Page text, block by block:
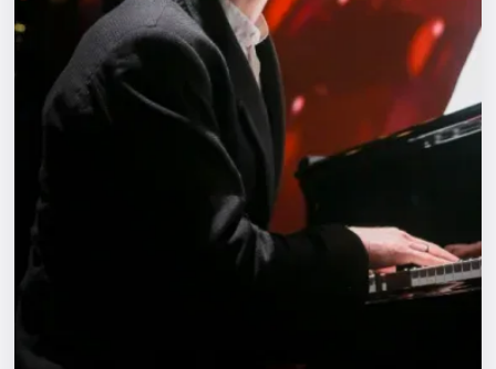
Города
Площадки